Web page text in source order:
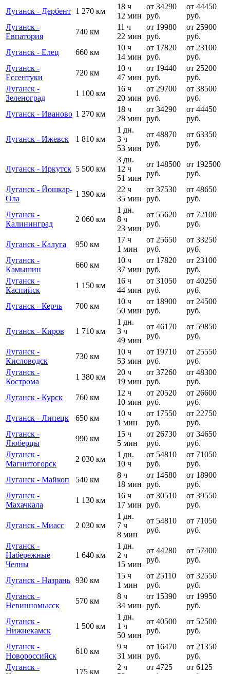
Луганск - Дербент 1 270 км
18 ч
12 мин
от 34290
руб.
от 44450
руб.
Луганск -
Евпатория
740 км
11 ч
22 мин
от 19980
руб.
от 25900
руб.
Луганск - Елец
660 км
10 ч
14 мин
от 17820
руб.
от 23100
руб.
Луганск -
Ессентуки
720 км
10 ч
47 мин
от 19440
руб.
от 25200
руб.
Луганск -
Зеленоград
1 100 км
16 ч
20 мин
от 29700
руб.
от 38500
руб.
Луганск - Иваново 1 270 км
18 ч
28 мин
от 34290
руб.
от 44450
руб.
Луганск - Ижевск 1 810 км
1 дн.
3 ч
53 мин
от 48870
руб.
от 63350
руб.
Луганск - Иркутск 5 500 км
3 дн.
12 ч
51 мин
от 148500
руб.
от 192500
руб.
Луганск - Йошкар-
Ола
1 390 км
22 ч
35 мин
от 37530
руб.
от 48650
руб.
Луганск -
Калининград
2 060 км
1 дн.
8 ч
23 мин
от 55620
руб.
от 72100
руб.
Луганск - Калуга 950 км
17 ч
1 мин
от 25650
руб.
от 33250
руб.
Луганск -
Камышин
660 км
10 ч
37 мин
от 17820
руб.
от 23100
руб.
Луганск -
Каспийск
1 150 км
16 ч
44 мин
от 31050
руб.
от 40250
руб.
Луганск - Керчь
700 км
10 ч
50 мин
от 18900
руб.
от 24500
руб.
Луганск - Киров 1 710 км
1 дн.
3 ч
49 мин
от 46170
руб.
от 59850
руб.
Луганск -
Кисловодск
730 км
10 ч
53 мин
от 19710
руб.
от 25550
руб.
Луганск -
Кострома
1 380 км
20 ч
19 мин
от 37260
руб.
от 48300
руб.
Луганск - Курск
760 км
12 ч
10 мин
от 20520
руб.
от 26600
руб.
Луганск - Липецк
650 км
10 ч
1 мин
от 17550
руб.
от 22750
руб.
Луганск -
Люберцы
990 км
15 ч
5 мин
от 26730
руб.
от 34650
руб.
Луганск -
Магнитогорск
2 030 км
1 дн.
10 ч
от 54810
руб.
от 71050
руб.
Луганск - Майкоп
540 км
8 ч
18 мин
от 14580
руб.
от 18900
руб.
Луганск -
Махачкала
1 130 км
16 ч
17 мин
от 30510
руб.
от 39550
руб.
Луганск - Миасс 2 030 км
1 дн.
7 ч
8 мин
от 54810
руб.
от 71050
руб.
Луганск -
Набережные
Челны
1 640 км
1 дн.
2 ч
15 мин
от 44280
руб.
от 57400
руб.
Луганск - Назрань 930 км
15 ч
1 мин
от 25110
руб.
от 32550
руб.
Луганск -
Невинномысск
570 км
8 ч
34 мин
от 15390
руб.
от 19950
руб.
Луганск -
Нижнекамск
1 500 км
1 дн.
1 ч
50 мин
от 40500
руб.
от 52500
руб.
Луганск -
Новороссийск
610 км
9 ч
31 мин
от 16470
руб.
от 21350
руб.
Луганск -
175 км
2 ч
от 4725
от 6125